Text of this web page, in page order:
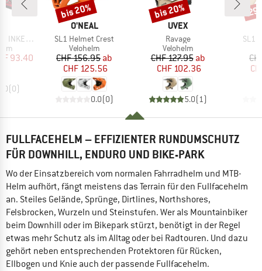
V.24
Preis
93.40
(0)
MARKE
O'NEAL
Artikel
SL1 Helmet Crest
Produktgruppe
Velohelm
Preis
CHF 156.95reduzierter Preis
ab
CHF 125.56
0.0(0)
Rabatt
bis 20%
MARKE
UVEX
Artikel
Ravage
Produktgruppe
Velohelm
Preis
CHF 127.95reduzierter Preis
ab
CHF 102.36
5.0(1)
Rabatt
bis 20%
SL1
FULLFACEHELM – EFFIZIENTER RUNDUMSCHUTZ
FÜR DOWNHILL, ENDURO UND BIKE-PARK
Wo der Einsatzbereich vom normalen Fahrradhelm und MTB-
Helm aufhört, fängt meistens das Terrain für den Fullfacehelm
an. Steiles Gelände, Sprünge, Dirtlines, Northshores,
Felsbrocken, Wurzeln und Steinstufen. Wer als Mountainbiker
beim Downhill oder im Bikepark stürzt, benötigt in der Regel
etwas mehr Schutz als im Alltag oder bei Radtouren. Und dazu
gehört neben entsprechenden Protektoren für Rücken,
Ellbogen und Knie auch der passende Fullfacehelm.